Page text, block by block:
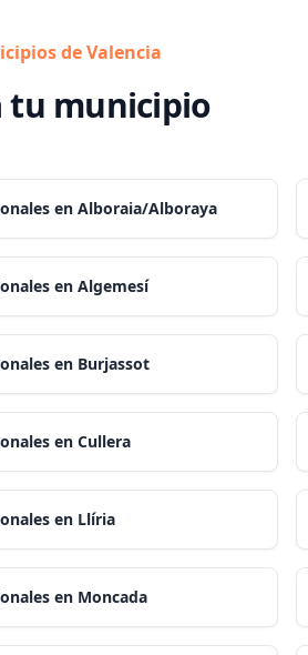
de Valencia
tu municipio
en Alboraia/Alboraya
en Algemesí
en Burjassot
en Cullera
en Llíria
en Moncada